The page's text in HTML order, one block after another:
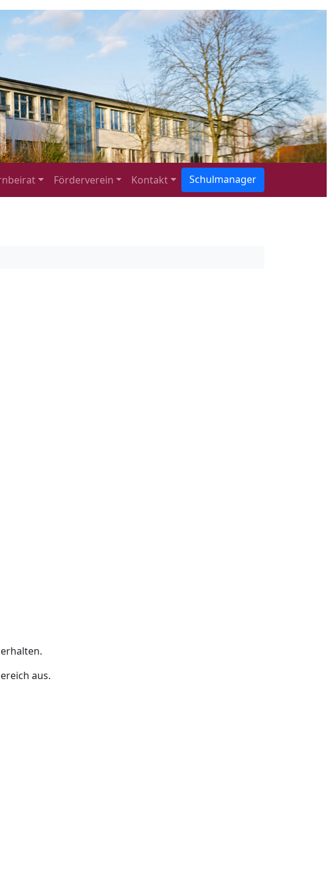
Förderverein Kontakt Schulmanager
aus.